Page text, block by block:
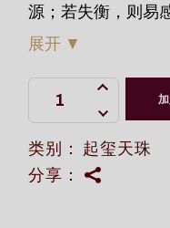
源；若失衡，则易
展开 ▼
十神劫财- 玛哈嘎拉朱
类别：
起玺天珠
分享：